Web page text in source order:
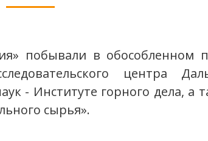
побывали в обособленном
центра
- Институте горного дела, а
сырья».